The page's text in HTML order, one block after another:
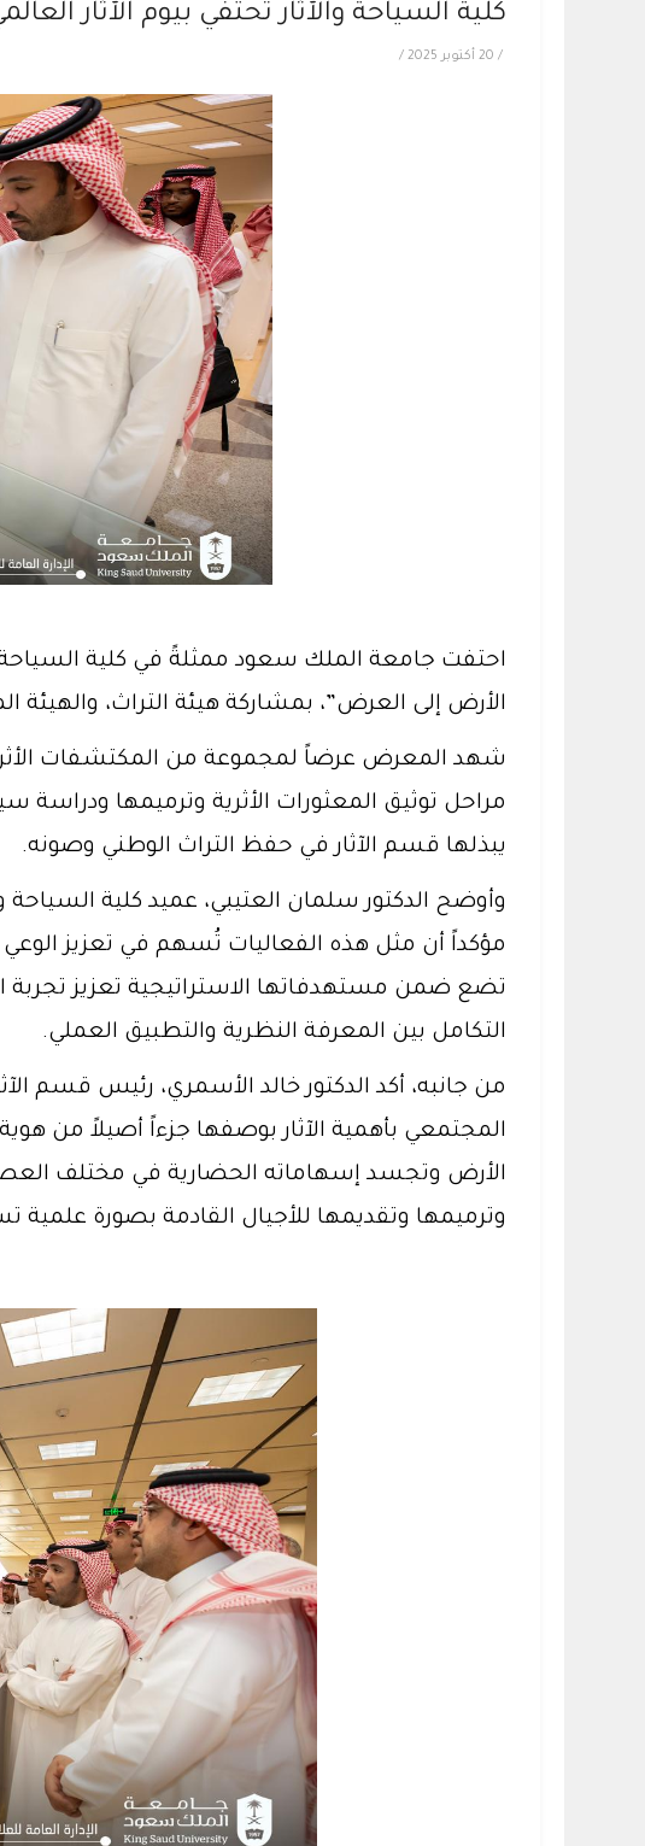
كلية السياحة والآثار تحتفي بيوم الآثار
/ 20 أكتوبر 2025 /
احتفت جامعة الملك سعود ممثلةً في كلية السياحة
الأرض إلى العرض”، بمشاركة هيئة التراث، والهيئة
شهد المعرض عرضاً لمجموعة من المكتشفات
مراحل توثيق المعثورات الأثرية وترميمها ودراسة
يبذلها قسم الآثار في حفظ التراث الوطني وصونه.
وأوضح الدكتور سلمان العتيبي، عميد كلية السياحة
مؤكداً أن مثل هذه الفعاليات تُسهم في تعزيز الوعي
تضع ضمن مستهدفاتها الاستراتيجية تعزيز
التكامل بين المعرفة النظرية والتطبيق العملي.
من جانبه، أكد الدكتور خالد الأسمري، رئيس قسم
المجتمعي بأهمية الآثار بوصفها جزءاً أصيلاً من
الأرض وتجسد إسهاماته الحضارية في مختلف
وترميمها وتقديمها للأجيال القادمة بصورة علمية